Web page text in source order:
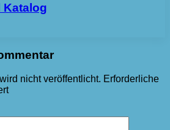
Katalog
nicht veröffentlicht. Erforderliche